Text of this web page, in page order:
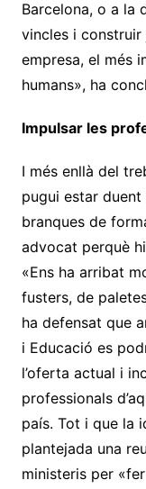
Barcelona, o a la
vincles i construir
empresa, el més
humans», ha
Impulsar les
I més enllà del
pugui estar
branques de
advocat perquè
«Ens ha arribat
fusters, de
ha defensat que
i Educació es
l’oferta actual i
professionals
país. Tot i que la
plantejada una
ministeris per